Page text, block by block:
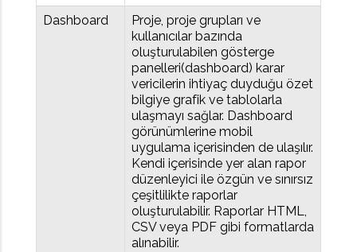
Dashboard
Proje, proje grupları ve
kullanıcılar bazında
oluşturulabilen gösterge
panelleri(dashboard) karar
vericilerin ihtiyaç duyduğu özet
bilgiye grafik ve tablolarla
ulaşmayı sağlar. Dashboard
görünümlerine mobil
uygulama içerisinden de ulaşılır.
Kendi içerisinde yer alan rapor
düzenleyici ile özgün ve sınırsız
çeşitlilikte raporlar
oluşturulabilir. Raporlar HTML,
CSV veya PDF gibi formatlarda
alınabilir.